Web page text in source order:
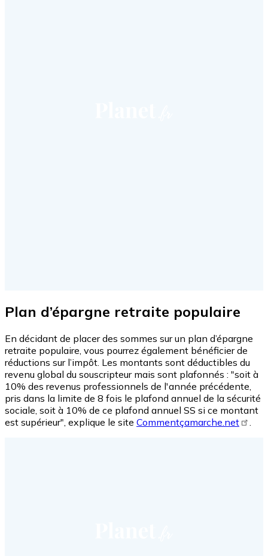
Plan d’épargne retraite populaire
En décidant de placer des sommes sur un plan d’épargne
retraite populaire, vous pourrez également bénéficier de
réductions sur l’impôt. Les montants sont déductibles du
revenu global du souscripteur mais sont plafonnés : "soit à
10% des revenus professionnels de l'année précédente,
pris dans la limite de 8 fois le plafond annuel de la sécurité
sociale, soit à 10% de ce plafond annuel SS si ce montant
est supérieur", explique le site Commentçamarche.net .